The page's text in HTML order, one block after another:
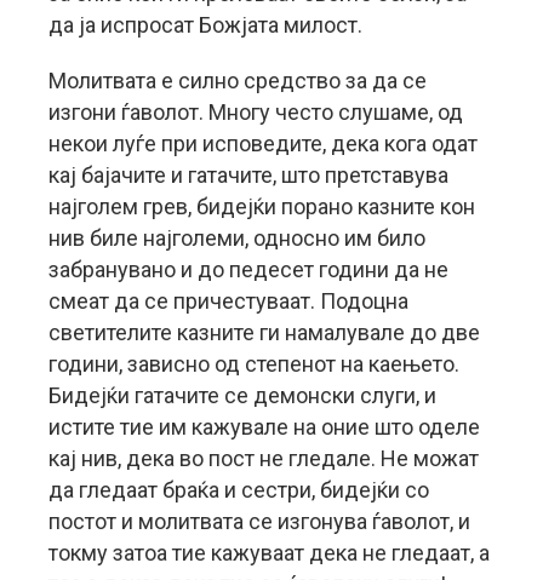
да ја испросат Божјата милост.
Молитвата е силно средство за да се
изгони ѓаволот. Многу често слушаме, од
некои луѓе при исповедите, дека кога одат
кај бајачите и гатачите, што претставува
најголем грев, бидејќи порано казните кон
нив биле најголеми, односно им било
забранувано и до педесет години да не
смеат да се причестуваат. Подоцна
светителите казните ги намалувале до две
години, зависно од степенот на каењето.
Бидејќи гатачите се демонски слуги, и
истите тие им кажувале на оние што оделе
кај нив, дека во пост не гледале. Не можат
да гледаат браќа и сестри, бидејќи со
постот и молитвата се изгонува ѓаволот, и
токму затоа тие кажуваат дека не гледаат, а